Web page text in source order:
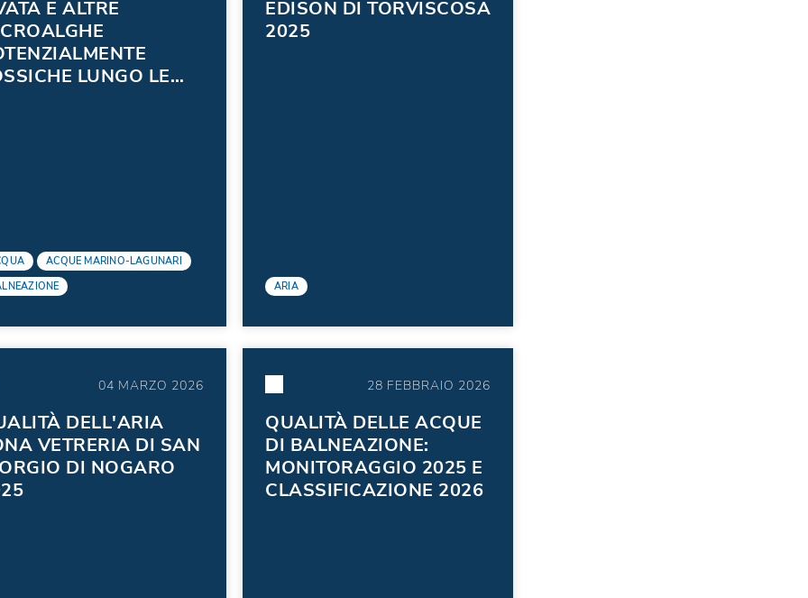
E ALTRE
LUNGO LE
ACQUE MARINO-LAGUNARI
EDISON DI TORVISCOSA
2025
ARIA
04 MARZO 2026
DELL'ARIA
VETRERIA DI SAN
DI NOGARO
28 FEBBRAIO 2026
QUALITÀ DELLE ACQUE
DI BALNEAZIONE:
MONITORAGGIO 2025 E
CLASSIFICAZIONE 2026